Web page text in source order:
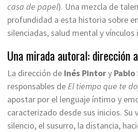
casa de papel). Una mezcla de
profundidad a esta historia sobre
silenciadas, salud mental y vínculos
Una mirada autoral: dirección
La dirección de Inés Pintory
responsables deEl tiempo que te
apostar por el lenguaje íntimo y
caracterizado desde sus inicios. Su
silencio, el susurro, la distancia,